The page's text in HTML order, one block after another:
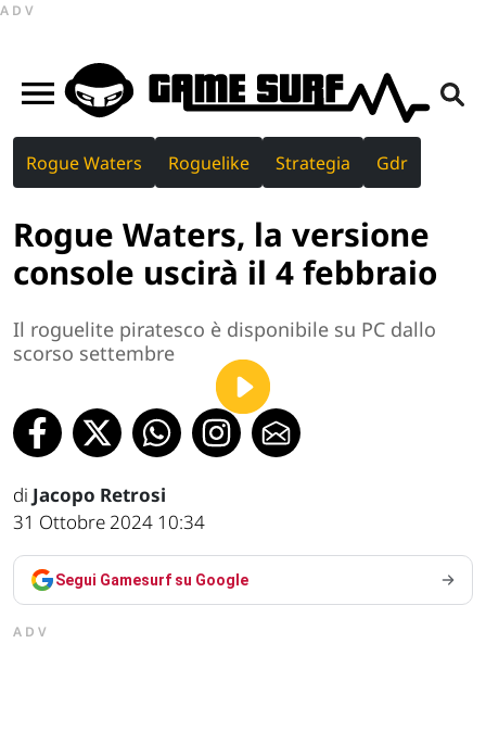
ADV
Rogue Waters Roguelike Strategia Gdr
Rogue Waters, la versione
console uscirà il 4 febbraio
Il roguelite piratesco è disponibile su PC dallo
scorso settembre
di Jacopo Retrosi
31 Ottobre 2024 10:34
Segui Gamesurf su Google
ADV